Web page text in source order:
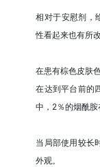
相对于安慰剂，
性看起来也有所改
在患有棕色皮肤
在达到平台前的
中，2％的烟酰胺
当局部使用较长
外观。